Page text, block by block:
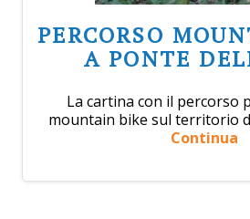
PERCORSO
A PONTE
La cartina con il percorso
mountain bike sul territorio
Continua